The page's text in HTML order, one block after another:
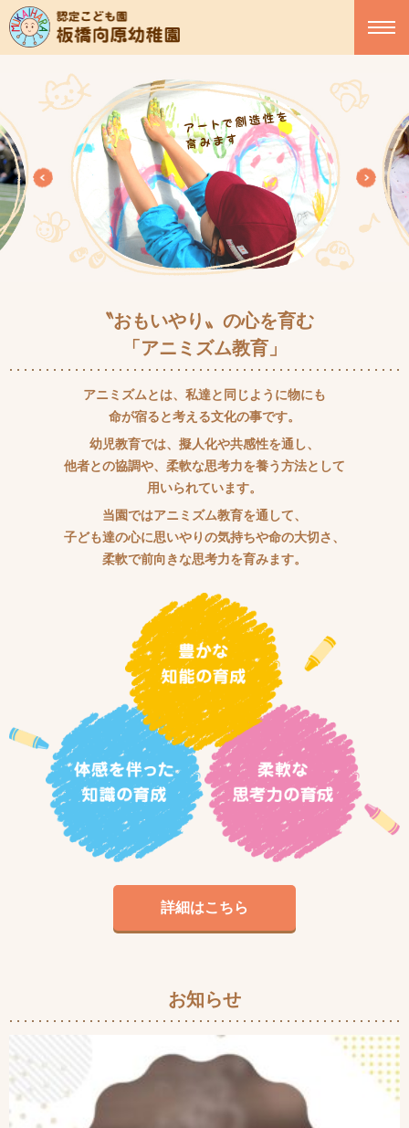
〝おもいやり〟の心を育む
「アニミズム教育」
アニミズムとは、私達と同じように物にも
命が宿ると考える文化の事です。
幼児教育では、擬人化や共感性を通し、
他者との協調や、柔軟な思考力を養う方法として
用いられています。
当園ではアニミズム教育を通して、
子ども達の心に思いやりの気持ちや命の大切さ、
柔軟で前向きな思考力を育みます。
詳細はこちら
お知らせ